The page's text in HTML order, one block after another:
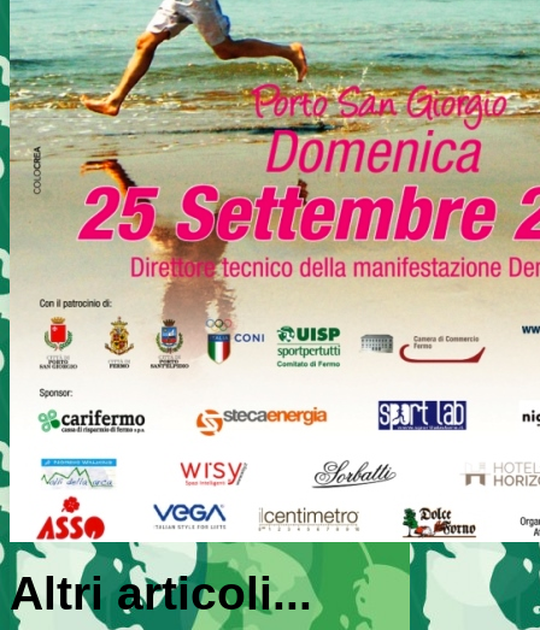
Altri articoli...